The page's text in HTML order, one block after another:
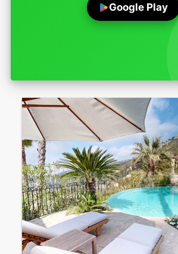
Google Play